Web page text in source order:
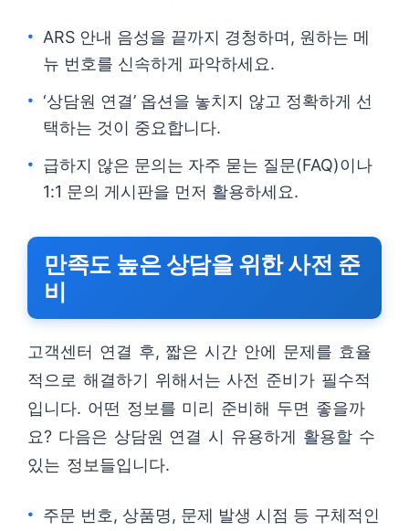
ARS 안내 음성을 끝까지 경청하며, 원하는 메
뉴 번호를 신속하게 파악하세요.
‘상담원 연결’ 옵션을 놓치지 않고 정확하게 선
택하는 것이 중요합니다.
급하지 않은 문의는 자주 묻는 질문(FAQ)이나
1:1 문의 게시판을 먼저 활용하세요.
만족도 높은 상담을 위한 사전 준
비
고객센터 연결 후, 짧은 시간 안에 문제를 효율
적으로 해결하기 위해서는 사전 준비가 필수적
입니다. 어떤 정보를 미리 준비해 두면 좋을까
요? 다음은 상담원 연결 시 유용하게 활용할 수
있는 정보들입니다.
주문 번호, 상품명, 문제 발생 시점 등 구체적인